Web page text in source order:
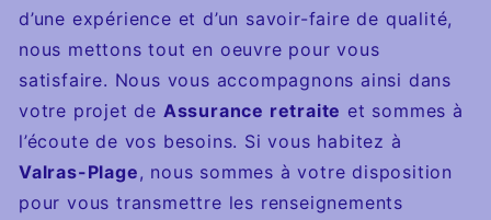
d’une expérience et d’un savoir-faire de qualité,
nous mettons tout en oeuvre pour vous
satisfaire. Nous vous accompagnons ainsi dans
votre projet de Assurance retraite et sommes à
l’écoute de vos besoins. Si vous habitez à
Valras-Plage, nous sommes à votre disposition
pour vous transmettre les renseignements